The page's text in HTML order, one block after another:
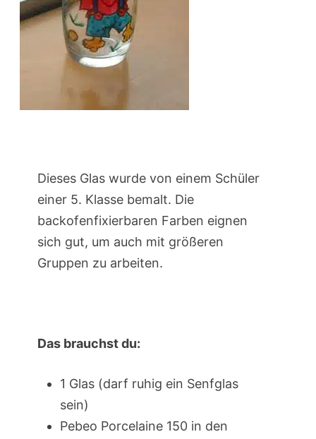
Dieses Glas wurde von einem Schüler
einer 5. Klasse bemalt. Die
backofenfixierbaren Farben eignen
sich gut, um auch mit größeren
Gruppen zu arbeiten.
Das brauchst du:
1 Glas (darf ruhig ein Senfglas
sein)
Pebeo Porcelaine 150 in den